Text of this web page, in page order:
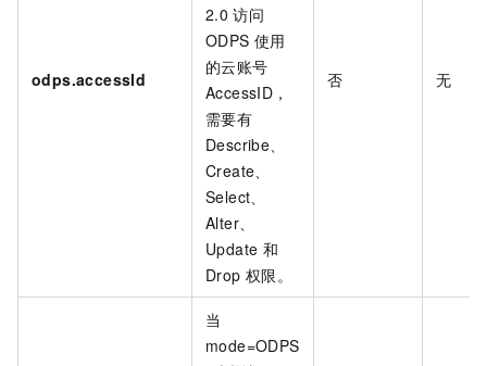
odps.accessId
2.0 访问
ODPS 使用
的云账号
AccessID，
需要有
Describe、
Create、
Select、
Alter、
Update 和
Drop 权限。
否 无
当
mode=ODPS